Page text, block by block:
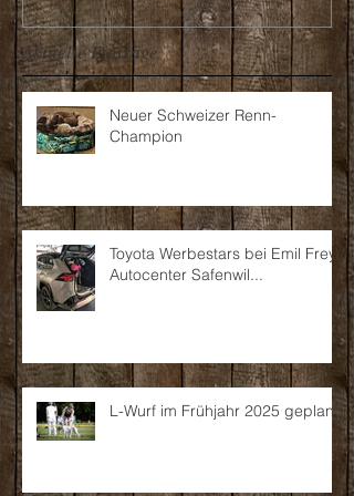
Aktuelle Einträge
Neuer Schweizer Renn-
Champion
Toyota Werbestars bei Emil Frey
Autocenter Safenwil...
L-Wurf im Frühjahr 2025 geplant